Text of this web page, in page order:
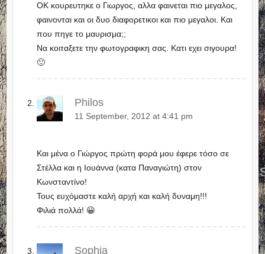
ΟΚ κουρευτηκε ο Γιωργος, αλλα φαινεται πιο μεγαλος,
φαινονται και οι δυο διαφορετικοι και πιο μεγαλοι. Και
που πηγε το μαυρισμα;;
Να κοιταξετε την φωτογραφικη σας. Κατι εχει σιγουρα!
🙂
Philos
11 September, 2012 at 4:41 pm
Και μένα ο Γιώργος πρώτη φορά μου έφερε τόσο σε
Στέλλα και η Ιουάννα (κατα Παναγιώτη) στον
Κωνσταντίνο!
Τους ευχόμαστε καλή αρχή και καλή δυναμη!!!
Φιλιά πολλά! 😀
Sophia